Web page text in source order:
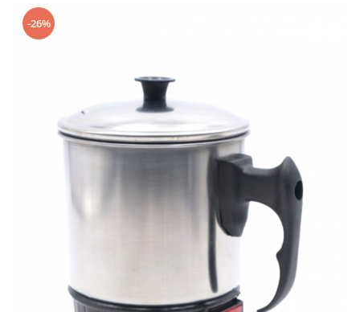
Accesorii pentru ochelari si lentile
de contact
Baterii sanitare baie
Coloane de dus si seturi de dus
Chiuvete bucatarie
-26%